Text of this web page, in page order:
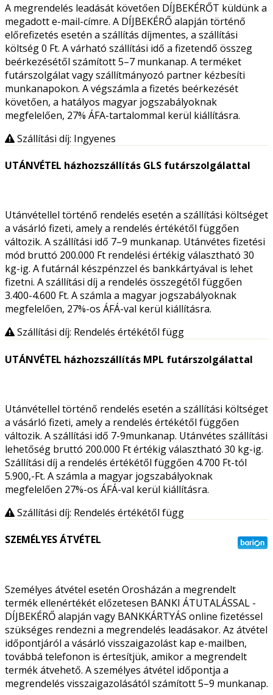
A megrendelés leadását követően DÍJBEKÉRŐT küldünk a
megadott e-mail-címre. A DÍJBEKÉRŐ alapján történő
előrefizetés esetén a szállítás díjmentes, a szállítási
költség 0 Ft. A várható szállítási idő a fizetendő összeg
beérkezésétől számított 5–7 munkanap. A terméket
futárszolgálat vagy szállítmányozó partner kézbesíti
munkanapokon. A végszámla a fizetés beérkezését
követően, a hatályos magyar jogszabályoknak
megfelelően, 27% ÁFA-tartalommal kerül kiállításra.
Szállítási díj: Ingyenes
UTÁNVÉTEL házhozszállítás GLS futárszolgálattal
Utánvétellel történő rendelés esetén a szállítási költséget
a vásárló fizeti, amely a rendelés értékétől függően
változik. A szállítási idő 7–9 munkanap. Utánvétes fizetési
mód bruttó 200.000 Ft rendelési értékig választható 30
kg-ig. A futárnál készpénzzel és bankkártyával is lehet
fizetni. A szállítási díj a rendelés összegétől függően
3.400-4.600 Ft. A számla a magyar jogszabályoknak
megfelelően, 27%-os ÁFÁ-val kerül kiállításra.
Szállítási díj: Rendelés értékétől függ
UTÁNVÉTEL házhozszállítás MPL futárszolgálattal
Utánvétellel történő rendelés esetén a szállítási költséget
a vásárló fizeti, amely a rendelés értékétől függően
változik. A szállítási idő 7-9munkanap. Utánvétes szállítási
lehetőség bruttó 200.000 Ft értékig választható 30 kg-ig.
Szállítási díj a rendelés értékétől függően 4.700 Ft-tól
5.900,-Ft. A számla a magyar jogszabályoknak
megfelelően 27%-os ÁFÁ-val kerül kiállításra.
Szállítási díj: Rendelés értékétől függ
SZEMÉLYES ÁTVÉTEL
Személyes átvétel esetén Orosházán a megrendelt
termék ellenértékét előzetesen BANKI ÁTUTALÁSSAL -
DÍJBEKÉRŐ alapján vagy BANKKÁRTYÁS online fizetéssel
szükséges rendezni a megrendelés leadásakor. Az átvétel
időpontjáról a vásárló visszaigazolást kap e-mailben,
továbbá telefonon is értesítjük, amikor a megrendelt
termék átvehető. A személyes átvétel időpontja a
megrendelés visszaigazolásától számított 5–9 munkanap.